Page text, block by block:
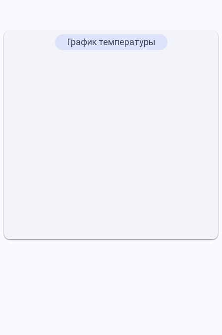
График температуры